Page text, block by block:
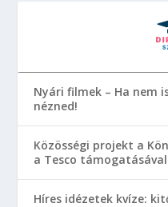
Nyári filmek – Ha nem
nézned!
Közösségi projekt a
a Tesco támogatásával
Híres idézetek kvíze: